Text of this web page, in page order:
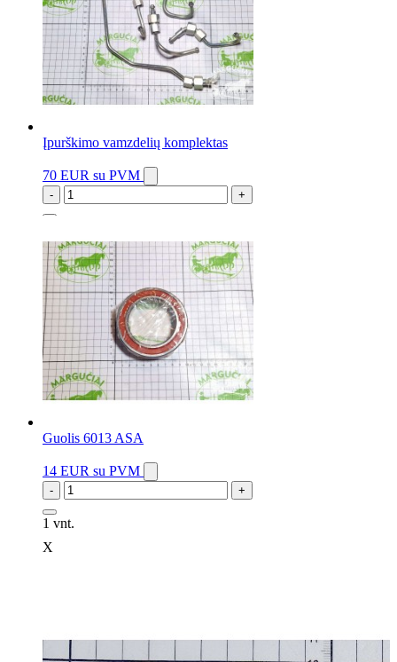
Įpurškimo vamzdelių komplektas
70 EUR su PVM
- +
Guolis 6013 ASA
14 EUR su PVM
- +
1 vnt.
X